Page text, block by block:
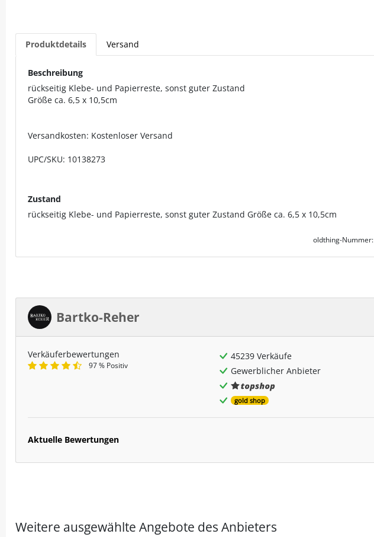
Produktdetails Versand
Beschreibung
rückseitig Klebe- und Papierreste, sonst guter Zustand
Größe ca. 6,5 x 10,5cm
Versandkosten: Kostenloser Versand
UPC/SKU: 10138273
Zustand
rückseitig Klebe- und Papierreste, sonst guter Zustand Größe ca. 6,5 x 10,5cm
oldthing-Nummer:
Bartko-Reher
Verkäuferbewertungen
97 % Positiv
45239 Verkäufe
Gewerblicher Anbieter
gold shop
Aktuelle Bewertungen
Weitere ausgewählte Angebote des Anbieters